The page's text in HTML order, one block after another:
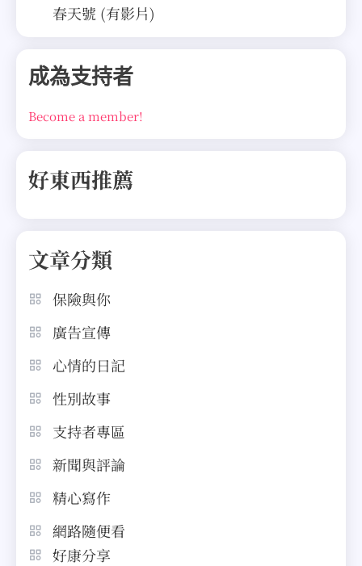
春天號 (有影片)
成為支持者
Become a member!
好東西推薦
文章分類
保險與你
廣告宣傳
心情的日記
性別故事
支持者專區
新聞與評論
精心寫作
網路隨便看
好康分享